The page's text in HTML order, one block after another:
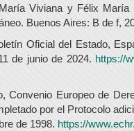
Viviana y Félix
Buenos Aires: B de f,
Oficial del Estado,
de junio de 2024. https://
Convenio Europeo de
por el Protocolo
de 1998. https://